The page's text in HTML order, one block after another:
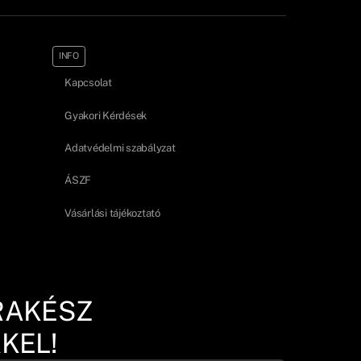
INFO
Kapcsolat
Gyakori Kérdések
Adatvédelmi szabályzat
ÁSZF
Vásárlási tájékoztató